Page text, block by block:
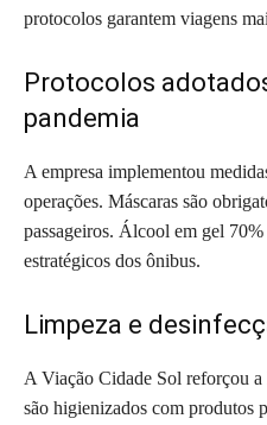
protocolos garantem viagens
Protocolos
pandemia
A empresa implementou
operações. Máscaras são
passageiros. Álcool em gel
estratégicos dos ônibus.
Limpeza e
A Viação Cidade Sol reforçou
são higienizados com produtos